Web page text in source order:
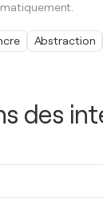
des
Abstraction